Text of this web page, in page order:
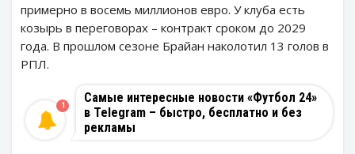
примерно в восемь миллионов евро. У клуба есть
козырь в переговорах – контракт сроком до 2029
года. В прошлом сезоне Брайан наколотил 13 голов в
РПЛ.
Самые интересные новости «Футбол 24»
в Telegram – быстро, бесплатно и без
рекламы
1